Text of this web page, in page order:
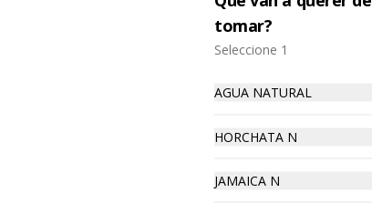
tomar?
Seleccione 1
AGUA NATURAL
HORCHATA N
JAMAICA N